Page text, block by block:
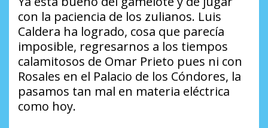
con la paciencia de los zulianos. Luis
Caldera ha logrado, cosa que parecía
imposible, regresarnos a los tiempos
calamitosos de Omar Prieto pues ni con
Rosales en el Palacio de los Cóndores, la
pasamos tan mal en materia eléctrica
como hoy.